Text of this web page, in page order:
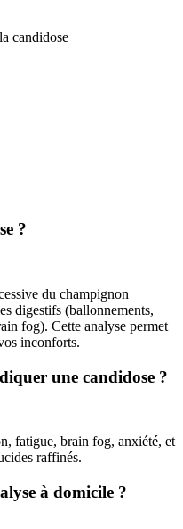
candidose
?
du champignon
digestifs (ballonnements,
fog). Cette analyse permet
inconforts.
une candidose ?
fatigue, brain fog, anxiété, et
raffinés.
à domicile ?